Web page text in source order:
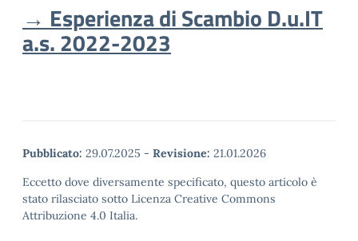
→ Esperienza di Scambio D.u.IT
a.s. 2022-2023
Pubblicato: 29.07.2025 - Revisione: 21.01.2026
Eccetto dove diversamente specificato, questo articolo è
stato rilasciato sotto Licenza Creative Commons
Attribuzione 4.0 Italia.